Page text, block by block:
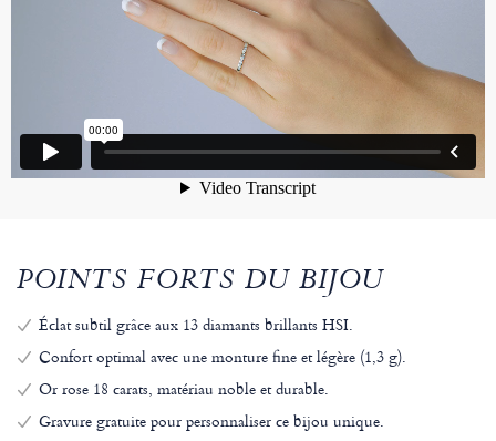
POINTS FORTS DU BIJOU
Éclat subtil grâce aux 13 diamants brillants HSI.
Confort optimal avec une monture fine et légère (1,3 g).
Or rose 18 carats, matériau noble et durable.
Gravure gratuite pour personnaliser ce bijou unique.